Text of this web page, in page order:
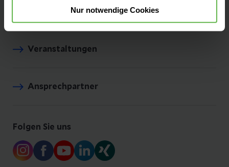
Nur notwendige Cookies
Presse und Aktuelles
Veranstaltungen
Ansprechpartner
Folgen Sie uns